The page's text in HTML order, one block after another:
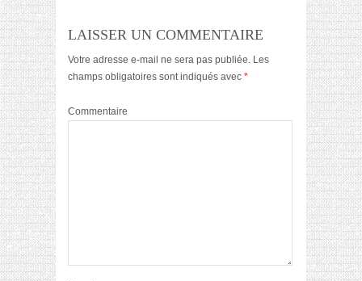
LAISSER UN COMMENTAIRE
Votre adresse e-mail ne sera pas publiée. Les
champs obligatoires sont indiqués avec *
Commentaire